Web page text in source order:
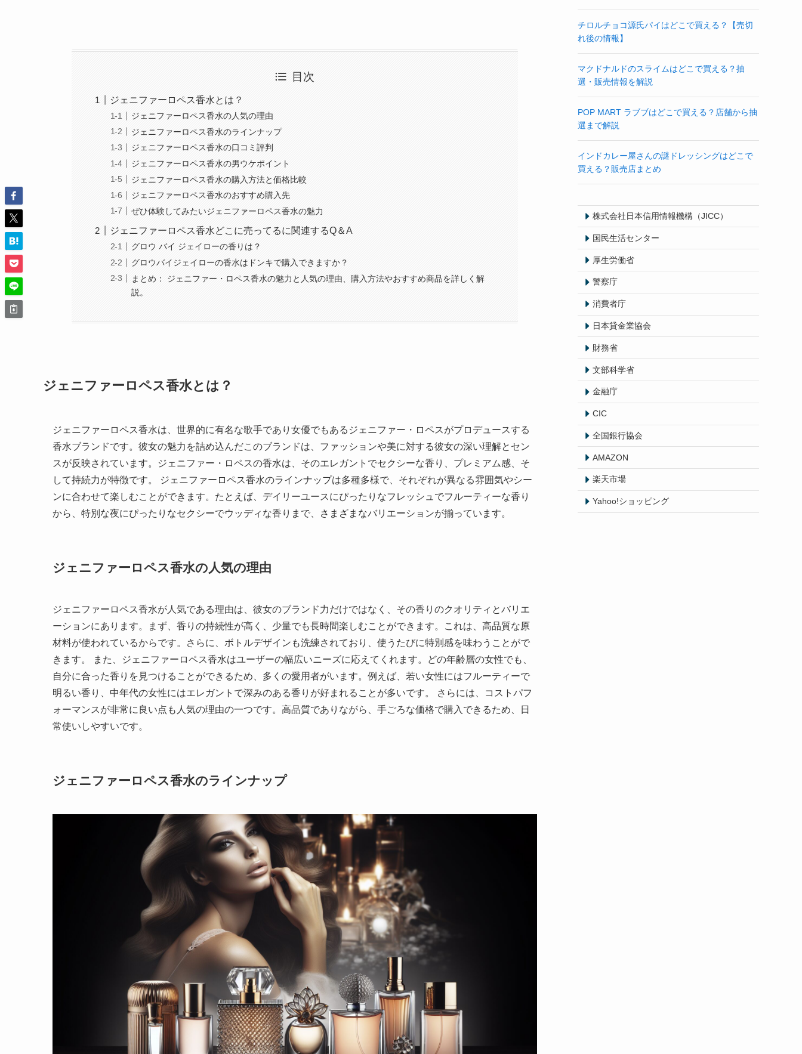
目次
ジェニファーロペス香水とは？
ジェニファーロペス香水の人気の理由
ジェニファーロペス香水のラインナップ
ジェニファーロペス香水の口コミ評判
ジェニファーロペス香水の男ウケポイント
ジェニファーロペス香水の購入方法と価格比較
ジェニファーロペス香水のおすすめ購入先
ぜひ体験してみたいジェニファーロペス香水の魅力
ジェニファーロペス香水どこに売ってるに関連するQ＆A
グロウ バイ ジェイローの香りは？
グロウバイジェイローの香水はドンキで購入できますか？
まとめ： ジェニファー・ロペス香水の魅力と人気の理由、購入方法やおすすめ商品を詳しく解
説。
ジェニファーロペス香水とは？
ジェニファーロペス香水は、世界的に有名な歌手であり女優でもあるジェニファー・ロペスがプロデュースする
香水ブランドです。彼女の魅力を詰め込んだこのブランドは、ファッションや美に対する彼女の深い理解とセン
スが反映されています。ジェニファー・ロペスの香水は、そのエレガントでセクシーな香り、プレミアム感、そ
して持続力が特徴です。 ジェニファーロペス香水のラインナップは多種多様で、それぞれが異なる雰囲気やシー
ンに合わせて楽しむことができます。たとえば、デイリーユースにぴったりなフレッシュでフルーティーな香り
から、特別な夜にぴったりなセクシーでウッディな香りまで、さまざまなバリエーションが揃っています。
ジェニファーロペス香水の人気の理由
ジェニファーロペス香水が人気である理由は、彼女のブランド力だけではなく、その香りのクオリティとバリエ
ーションにあります。まず、香りの持続性が高く、少量でも長時間楽しむことができます。これは、高品質な原
材料が使われているからです。さらに、ボトルデザインも洗練されており、使うたびに特別感を味わうことがで
きます。 また、ジェニファーロペス香水はユーザーの幅広いニーズに応えてくれます。どの年齢層の女性でも、
自分に合った香りを見つけることができるため、多くの愛用者がいます。例えば、若い女性にはフルーティーで
明るい香り、中年代の女性にはエレガントで深みのある香りが好まれることが多いです。 さらには、コストパフ
ォーマンスが非常に良い点も人気の理由の一つです。高品質でありながら、手ごろな価格で購入できるため、日
常使いしやすいです。
ジェニファーロペス香水のラインナップ
チロルチョコ源氏パイはどこで買える？【売切
れ後の情報】
マクドナルドのスライムはどこで買える？抽
選・販売情報を解説
POP MART ラブブはどこで買える？店舗から抽
選まで解説
インドカレー屋さんの謎ドレッシングはどこで
買える？販売店まとめ
株式会社日本信用情報機構（JICC）
国民生活センター
厚生労働省
警察庁
消費者庁
日本貸金業協会
財務省
文部科学省
金融庁
CIC
全国銀行協会
AMAZON
楽天市場
Yahoo!ショッピング